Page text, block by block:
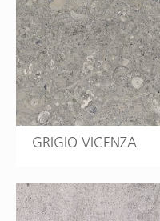
GRIGIO VICENZA